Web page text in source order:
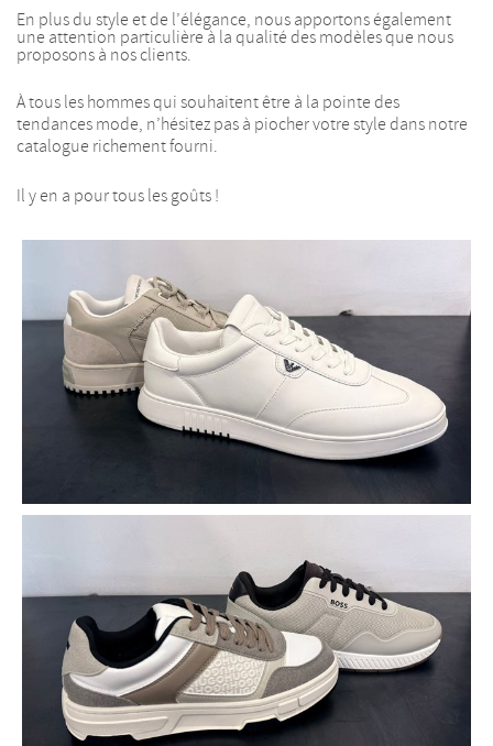
En plus du style et de l’élégance, nous apportons également
une attention particulière à la qualité des modèles que nous
proposons à nos clients.
À tous les hommes qui souhaitent être à la pointe des
tendances mode, n’hésitez pas à piocher votre style dans notre
catalogue richement fourni.
Il y en a pour tous les goûts !